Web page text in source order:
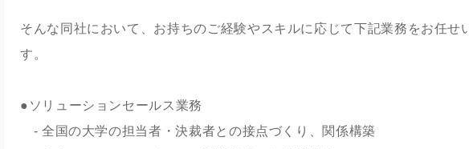
そんな同社において、お持ちのご経験やスキルに応じて下記業務をお任せ
す。
●ソリューションセールス業務
‐ 全国の大学の担当者・決裁者との接点づくり、関係構築